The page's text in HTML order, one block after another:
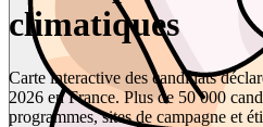
climatiques
Carte interactive des candidats
2026 en France. Plus de 50 000
programmes, sites de campagne et